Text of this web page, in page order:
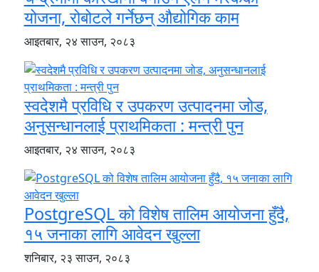
योजना, रोबोटले गर्नेछन् औद्योगिक काम
आइतबार, २४ साउन, २०८३
स्वदेशमै प्रविधि र उपकरण उत्पादनमा जोड,
अनुसन्धानलाई प्राथमिकता : मन्त्री पुन
आइतबार, २४ साउन, २०८३
PostgreSQL को विशेष तालिम आयोजना हुँदै,
१५ जनाका लागि आवेदन खुल्ला
शनिबार, २३ साउन, २०८३